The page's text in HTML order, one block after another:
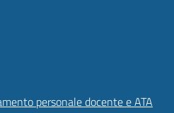
personale docente e ATA